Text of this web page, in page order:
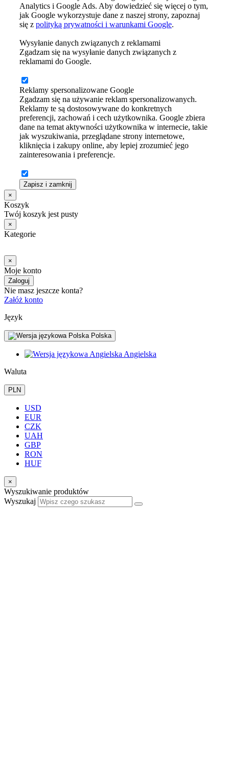
Analytics i Google Ads. Aby dowiedzieć się więcej o tym,
jak Google wykorzystuje dane z naszej strony, zapoznaj
się z polityką prywatności i warunkami Google.
Wysyłanie danych związanych z reklamami
Zgadzam się na wysyłanie danych związanych z
reklamami do Google.
Reklamy spersonalizowane Google
Zgadzam się na używanie reklam spersonalizowanych.
Reklamy te są dostosowywane do konkretnych
preferencji, zachowań i cech użytkownika. Google zbiera
dane na temat aktywności użytkownika w internecie, takie
jak wyszukiwania, przeglądane strony internetowe,
kliknięcia i zakupy online, aby lepiej zrozumieć jego
zainteresowania i preferencje.
Zapisz i zamknij
×
Koszyk
Twój koszyk jest pusty
×
Kategorie
×
Moje konto
Zaloguj
Nie masz jeszcze konta?
Załóż konto
Język
Polska
Angielska
Waluta
PLN
USD
EUR
CZK
UAH
GBP
RON
HUF
×
Wyszukiwanie produktów
Wyszukaj